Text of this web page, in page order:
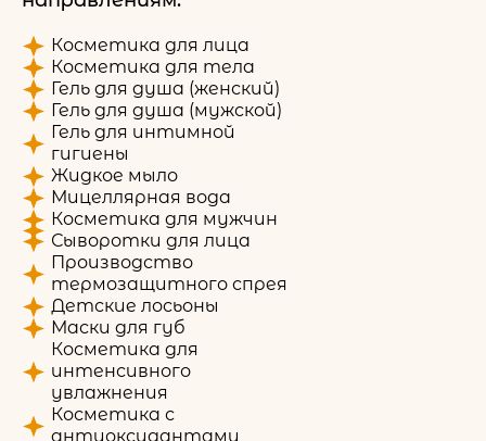
Косметика для лица
Косметика для тела
Гель для душа (женский)
Гель для душа (мужской)
Гель для интимной
гигиены
Жидкое мыло
Мицеллярная вода
Косметика для мужчин
Сыворотки для лица
Производство
термозащитного спрея
Детские лосьоны
Маски для губ
Косметика для
интенсивного
увлажнения
Косметика с
антиоксидантами